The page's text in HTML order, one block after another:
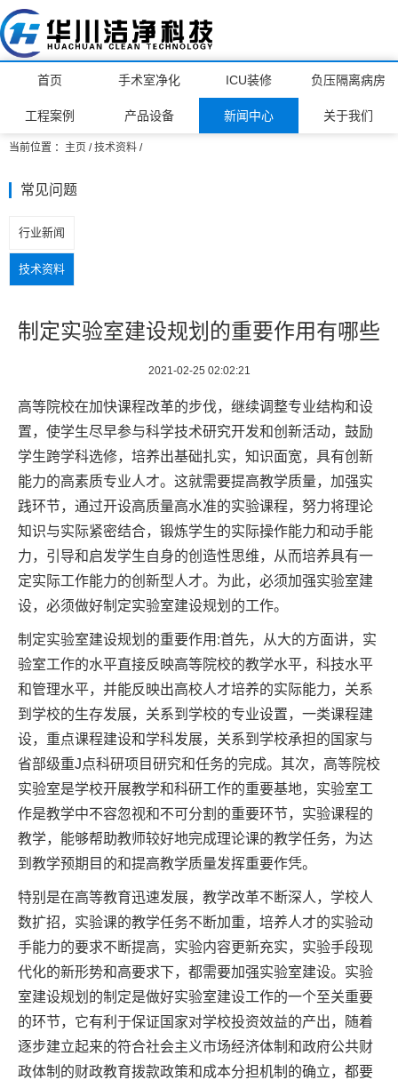
首页 手术室净化 ICU装修 负压隔离病房
工程案例 产品设备 新闻中心 关于我们
当前位置 ： 主页 /技术资料 /
常见问题
行业新闻
技术资料
制定实验室建设规划的重要作用有哪些
2021-02-25 02:02:21
高等院校在加快课程改革的步伐，继续调整专业结构和设
置，使学生尽早参与科学技术研究开发和创新活动，鼓励
学生跨学科选修，培养出基础扎实，知识面宽，具有创新
能力的高素质专业人才。这就需要提高教学质量，加强实
践环节，通过开设高质量高水准的实验课程，努力将理论
知识与实际紧密结合，锻炼学生的实际操作能力和动手能
力，引导和启发学生自身的创造性思维，从而培养具有一
定实际工作能力的创新型人才。为此，必须加强实验室建
设，必须做好制定实验室建设规划的工作。
制定实验室建设规划的重要作用:首先，从大的方面讲，实
验室工作的水平直接反映高等院校的教学水平，科技水平
和管理水平，并能反映出高校人才培养的实际能力，关系
到学校的生存发展，关系到学校的专业设置，一类课程建
设，重点课程建设和学科发展，关系到学校承担的国家与
省部级重J点科研项目研究和任务的完成。其次，高等院校
实验室是学校开展教学和科研工作的重要基地，实验室工
作是教学中不容忽视和不可分割的重要环节，实验课程的
教学，能够帮助教师较好地完成理论课的教学任务，为达
到教学预期目的和提高教学质量发挥重要作凭。
特别是在高等教育迅速发展，教学改革不断深人，学校人
数扩招，实验课的教学任务不断加重，培养人才的实验动
手能力的要求不断提高，实验内容更新充实，实验手段现
代化的新形势和高要求下，都需要加强实验室建设。实验
室建设规划的制定是做好实验室建设工作的一个至关重要
的环节，它有利于保证国家对学校投资效益的产出，随着
逐步建立起来的符合社会主义市场经济体制和政府公共财
政体制的财政教育拨款政策和成本分担机制的确立，都要